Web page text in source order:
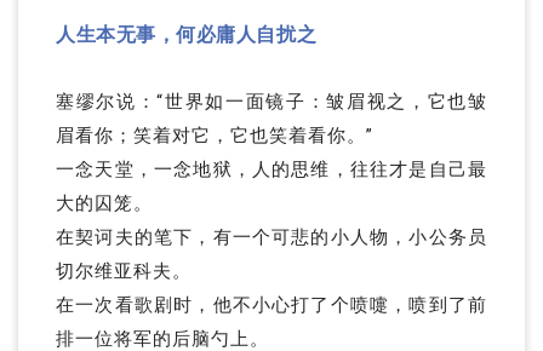
人生本无事，何必庸人自扰之
塞缪尔说：“世界如一面镜子：皱眉视之，它也皱
眉看你；笑着对它，它也笑着看你。”
一念天堂，一念地狱，人的思维，往往才是自己最
大的囚笼。
在契诃夫的笔下，有一个可悲的小人物，小公务员
切尔维亚科夫。
在一次看歌剧时，他不小心打了个喷嚏，喷到了前
排一位将军的后脑勺上。